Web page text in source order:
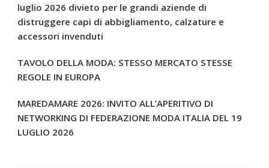
luglio 2026 divieto per le grandi aziende di
distruggere capi di abbigliamento, calzature e
accessori invenduti
TAVOLO DELLA MODA: STESSO MERCATO STESSE
REGOLE IN EUROPA
MAREDAMARE 2026: INVITO ALL’APERITIVO DI
NETWORKING DI FEDERAZIONE MODA ITALIA DEL 19
LUGLIO 2026